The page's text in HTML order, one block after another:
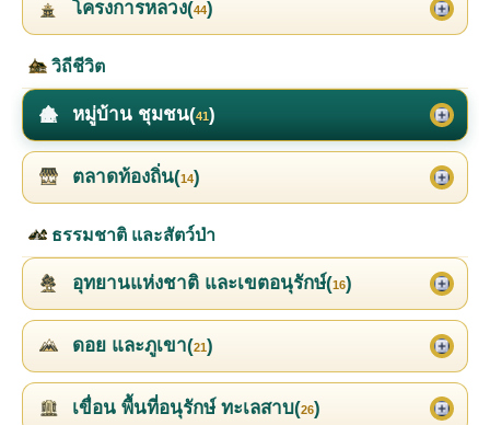
โครงการหลวง(44)
วิถีชีวิต
หมู่บ้าน ชุมชน(41)
ตลาดท้องถิ่น(14)
ธรรมชาติ และสัตว์ป่า
อุทยานแห่งชาติ และเขตอนุรักษ์(16)
ดอย และภูเขา(21)
เขื่อน พื้นที่อนุรักษ์ ทะเลสาบ(26)